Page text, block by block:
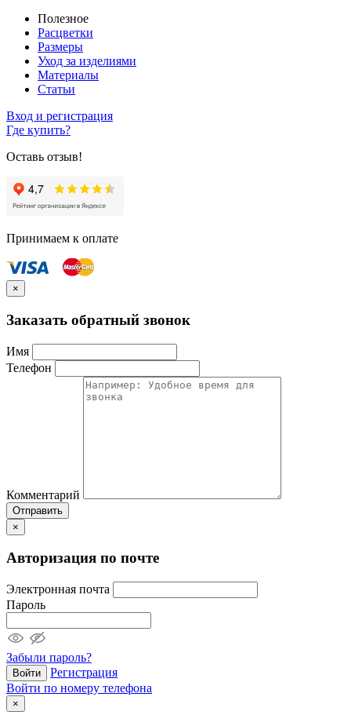
Полезное
Расцветки
Размеры
Уход за изделиями
Материалы
Статьи
Вход и регистрация
Где купить?
Оставь отзыв!
Принимаем к оплате
×
Заказать обратный звонок
Имя
Телефон
Комментарий
Отправить
×
Авторизация по почте
Электронная почта
Пароль
Забыли пароль?
Войти
Регистрация
Войти по номеру телефона
×